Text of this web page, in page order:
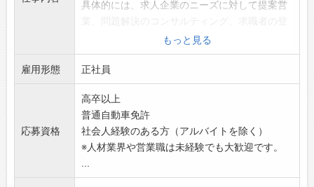
・人と関わることが好きな方、コミュニケーシ
【研修制度・ステップアップ】
・タクシー事業もあり、運行管理補助の講習な
どの受講できキャリアアップ可能！
【働き方】
・土日祝休み
・日勤勤務
・残業：月平均10～20時間
具体的には、求人企業のニーズに対して提案営
録・面談・就業後の企業とスタッフへのアフタ
ーフォローなどになります。
【仕事のやりがい】
企業の社長様や人事担当者様、求職者の方まで
様々な人とコミュニケーションをとることによ
りご自身のスキルアップができます。その中で
求人企業と求職者のマッチングが成功し双方か
ら感謝の言葉を頂けたときは、かけがえのない
歓びに繋がります。
またご自身の給与に関しても、基本給+事業部
もっと見る
雇用形態 正社員
応募資格
高卒以上
普通自動車免許
社会人経験のある方（アルバイトを除く）
※人材業界や営業職は未経験でも大歓迎です。
...